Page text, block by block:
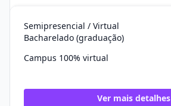
Semipresencial / Virtual
Bacharelado (graduação)
Campus 100% virtual
Ver mais detalhes